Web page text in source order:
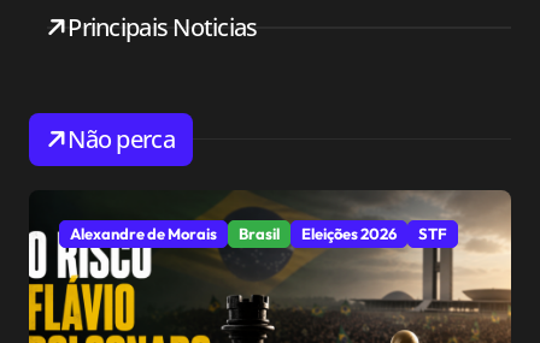
Principais Noticias
Não perca
Alexandre de Morais Brasil Eleições 2026 STF